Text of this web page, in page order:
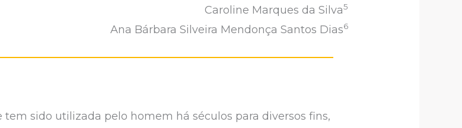
Caroline Marques da Silva5
Ana Bárbara Silveira Mendonça Santos Dias6
sido utilizada pelo homem há séculos para diversos fins,